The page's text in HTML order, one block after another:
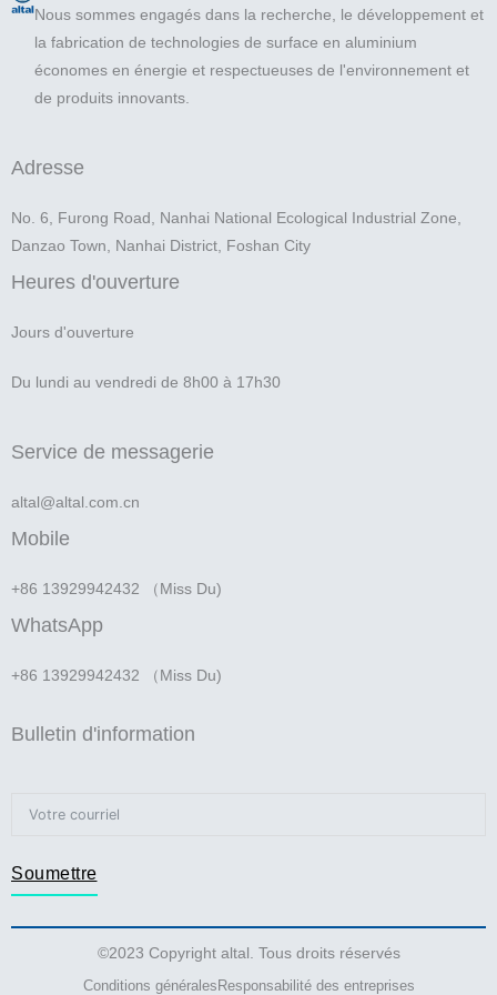
Nous sommes engagés dans la recherche, le développement et
la fabrication de technologies de surface en aluminium
économes en énergie et respectueuses de l'environnement et
de produits innovants.
Adresse
No. 6, Furong Road, Nanhai National Ecological Industrial Zone,
Danzao Town, Nanhai District, Foshan City
Heures d'ouverture
Jours d'ouverture
Du lundi au vendredi de 8h00 à 17h30
Service de messagerie
altal@altal.com.cn
Mobile
+86 13929942432 （Miss Du)
WhatsApp
+86 13929942432 （Miss Du)
Bulletin d'information
Soumettre
©2023 Copyright altal. Tous droits réservés
Conditions généralesResponsabilité des entreprises